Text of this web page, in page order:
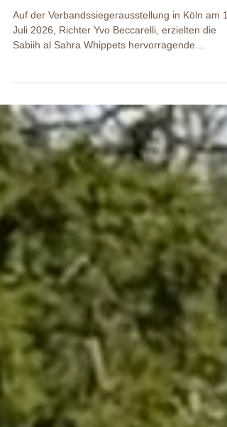
ung
Auf der Verbandssiegerausstellung in Köln am
Tizian Sabiih al Sahra der Verbandssieger für
Schönheit & Leistung Coursing wurde. "Cash"
Tizian Sabiih al Sahra Verbandssieger für
Schönheit & Leistung Coursing 2026